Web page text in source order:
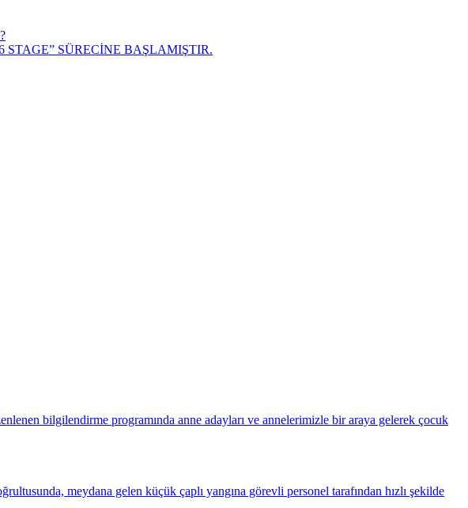
SÜRECİNE BAŞLAMIŞTIR.
bilgilendirme programında anne adayları ve annelerimizle bir araya gelerek çocuk
meydana gelen küçük çaplı yangına görevli personel tarafından hızlı şekilde